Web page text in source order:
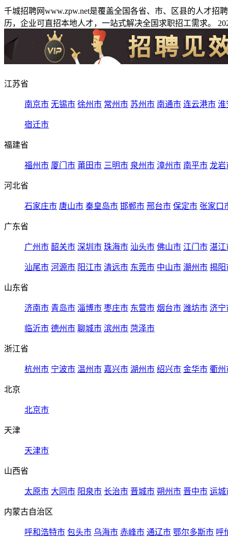
千城招聘网www.zpw.net是覆盖全国各省、市、区县的人才
历，企业可直招本地人才，一站式解决全国求职招工需求。
江苏省
南京市 无锡市 徐州市 常州市 苏州市 南通市 连云港市 淮
宿迁市
福建省
福州市 厦门市 莆田市 三明市 泉州市 漳州市 南平市 龙岩
河北省
石家庄市 唐山市 秦皇岛市 邯郸市 邢台市 保定市 张家口
广东省
广州市 韶关市 深圳市 珠海市 汕头市 佛山市 江门市 湛江
汕尾市 河源市 阳江市 清远市 东莞市 中山市 潮州市 揭阳
山东省
济南市 青岛市 淄博市 枣庄市 东营市 烟台市 潍坊市 济宁
临沂市 德州市 聊城市 滨州市 菏泽市
浙江省
杭州市 宁波市 温州市 嘉兴市 湖州市 绍兴市 金华市 衢州
北京
北京市
天津
天津市
山西省
太原市 大同市 阳泉市 长治市 晋城市 朔州市 晋中市 运城
内蒙古自治区
呼和浩特市 包头市 乌海市 赤峰市 通辽市 鄂尔多斯市 呼